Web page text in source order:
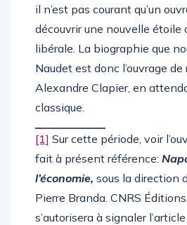
il n’est pas courant qu’un
découvrir une nouvelle étoile
libérale. La biographie que
Naudet est donc l’ouvrage
Alexandre Clapier, en
classique.
[1] Sur cette période, voir
fait à présent référence:
l’économie, sous la direction
Pierre Branda. CNRS
s’autorisera à signaler